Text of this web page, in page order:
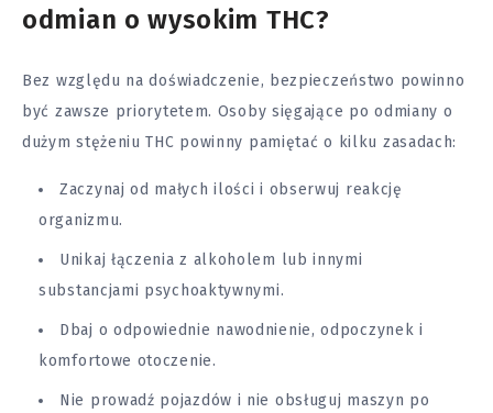
odmian o wysokim THC?
Bez względu na doświadczenie, bezpieczeństwo powinno
być zawsze priorytetem. Osoby sięgające po odmiany o
dużym stężeniu THC powinny pamiętać o kilku zasadach:
Zaczynaj od małych ilości i obserwuj reakcję
organizmu.
Unikaj łączenia z alkoholem lub innymi
substancjami psychoaktywnymi.
Dbaj o odpowiednie nawodnienie, odpoczynek i
komfortowe otoczenie.
Nie prowadź pojazdów i nie obsługuj maszyn po